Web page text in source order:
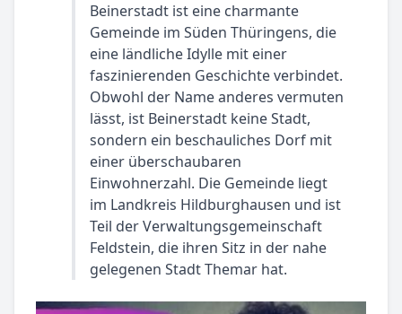
Beinerstadt ist eine charmante
Gemeinde im Süden Thüringens, die
eine ländliche Idylle mit einer
faszinierenden Geschichte verbindet.
Obwohl der Name anderes vermuten
lässt, ist Beinerstadt keine Stadt,
sondern ein beschauliches Dorf mit
einer überschaubaren
Einwohnerzahl. Die Gemeinde liegt
im Landkreis Hildburghausen und ist
Teil der Verwaltungsgemeinschaft
Feldstein, die ihren Sitz in der nahe
gelegenen Stadt Themar hat.